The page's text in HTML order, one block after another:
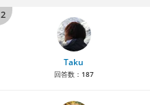
2
Taku
回答数： 187